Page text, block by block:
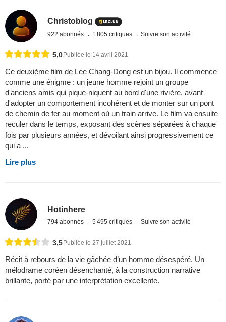
Christoblog
922 abonnés 1 805 critiques Suivre son activité
5,0Publiée le 14 avril 2021
Ce deuxième film de Lee Chang-Dong est un bijou. Il commence
comme une énigme : un jeune homme rejoint un groupe
d'anciens amis qui pique-niquent au bord d'une rivière, avant
d'adopter un comportement incohérent et de monter sur un pont
de chemin de fer au moment où un train arrive. Le film va ensuite
reculer dans le temps, exposant des scènes séparées à chaque
fois par plusieurs années, et dévoilant ainsi progressivement ce
qui a ...
Lire plus
Hotinhere
794 abonnés 5 495 critiques Suivre son activité
3,5 Publiée le 27 juillet 2021
Récit à rebours de la vie gâchée d’un homme désespéré. Un
mélodrame coréen désenchanté, à la construction narrative
brillante, porté par une interprétation excellente.